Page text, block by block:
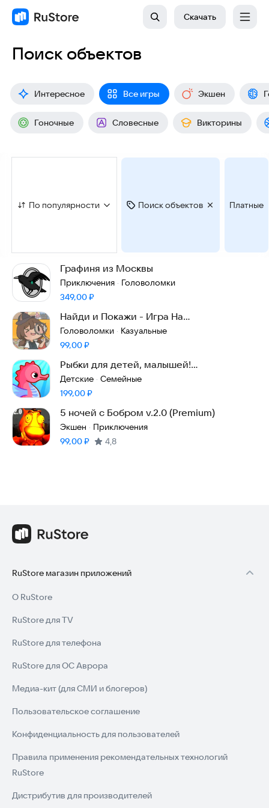
Скачать
Поиск объектов
Интересное Все игры Экшен
Гоночные Словесные Викторины
По популярности Поиск объектов Платные
Графиня из Москвы
Приключения · Головоломки
Цена:
349,00₽
Найди и Покажи - Игра На
Внимательность Премиум
Головоломки · Казуальные
Цена:
99,00₽
Рыбки для детей, малышей!
Развивающие игры пазлы
Детские · Семейные
Цена:
199,00₽
5 ночей с Бобром v.2.0 (Premium)
Экшен · Приключения
Цена:
99,00₽ 4,8
RuStore магазин приложений
О RuStore
RuStore для TV
RuStore для телефона
RuStore для ОС Аврора
Медиа-кит (для СМИ и блогеров)
Пользовательское соглашение
Конфиденциальность для пользователей
Правила применения рекомендательных технологий
RuStore
Дистрибутив для производителей